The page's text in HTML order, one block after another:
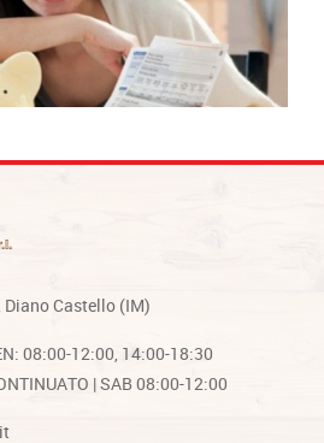
Castello (IM)
08:00-12:00, 14:00-18:30
| SAB 08:00-12:00